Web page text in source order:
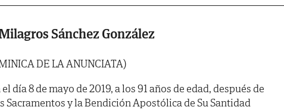
Sánchez González
DE LA ANUNCIATA)
día 8 de mayo de 2019, a los 91 años de edad, después de
Sacramentos y la Bendición Apostólica de Su Santidad